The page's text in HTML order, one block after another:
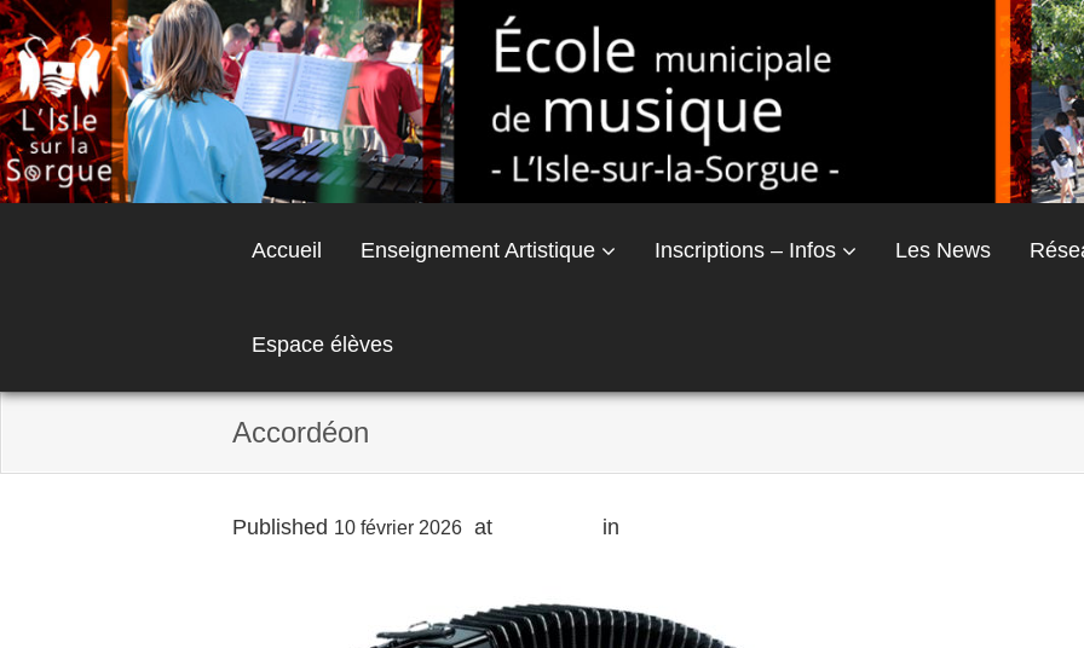
Skip
to
content
Accueil Enseignement Artistique Inscriptions – Infos Les News
Espace élèves
Accordéon
Published 10 février 2026 at in